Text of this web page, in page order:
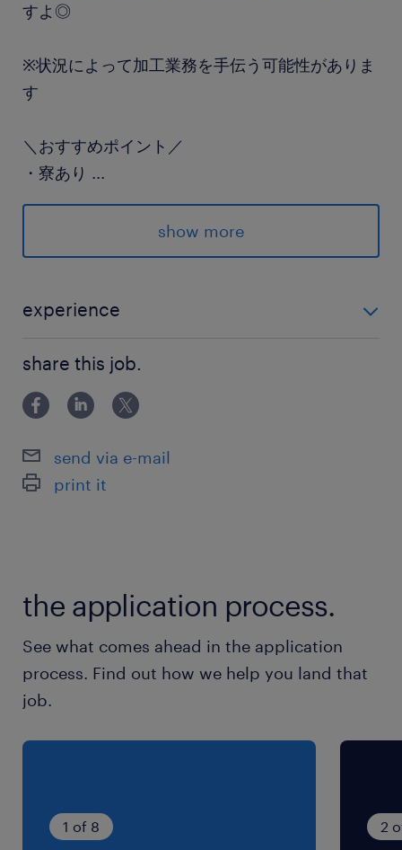
すよ◎
※状況によって加工業務を手伝う可能性がありま
す
＼おすすめポイント／
・寮あり ...
・大手メーカー
・メニュー豊富な食堂あり
・車通勤OK
派遣先の特徴
です。燃料ポンプモジュールやスロットルボディ
などのエンジン・駆動系部品に強みを持ち、電動
化や水素技術など次世代モビリティ部品の開発も
最寄駅
企業カレンダーによる
土日休み（祝日は出勤） ★年間休日121日／前
年度実績（GW、夏季、年末年始は大型連休）
（2）21:00-5:50（実働7時間45分・休憩65分）
show more
experience
験豊富なベテランの方 歓迎☆ 検査経験あれば活かせ
ます♪
share this job.
send via e-mail
print it
the application process.
See what comes ahead in the application
process. Find out how we help you land that
job.
1 of 8 2